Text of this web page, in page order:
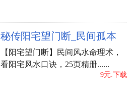
秘传阳宅望门断_民间孤本
【阳宅望门断】民间风水命理术，
看阳宅风水口诀，25页精册......
9元.下载